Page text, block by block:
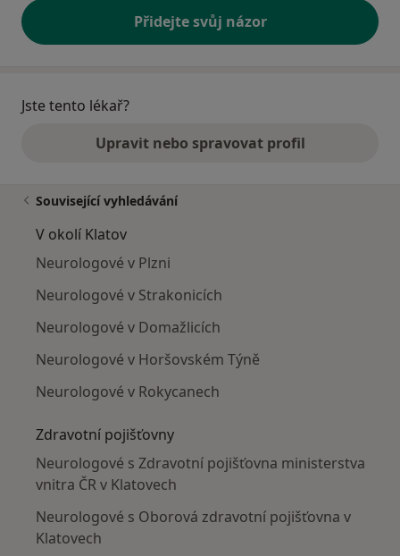
Přidejte svůj názor
Jste tento lékař?
Upravit nebo spravovat profil
Související vyhledávání
V okolí Klatov
Neurologové v Plzni
Neurologové v Strakonicích
Neurologové v Domažlicích
Neurologové v Horšovském Týně
Neurologové v Rokycanech
Zdravotní pojišťovny
Neurologové s Zdravotní pojišťovna ministerstva
vnitra ČR v Klatovech
Neurologové s Oborová zdravotní pojišťovna v
Klatovech